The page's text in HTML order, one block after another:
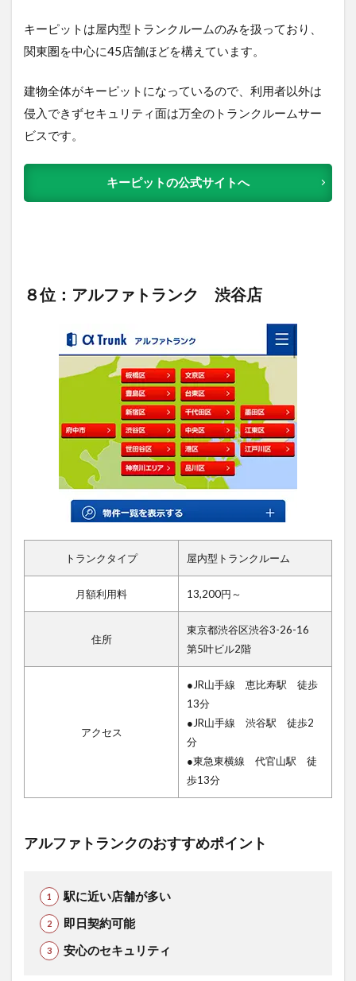
キーピットは屋内型トランクルームのみを扱っており、
関東圏を中心に45店舗ほどを構えています。
建物全体がキーピットになっているので、利用者以外は
侵入できずセキュリティ面は万全のトランクルームサー
ビスです。
キーピットの公式サイトへ
８位：アルファトランク 渋谷店
トランクタイプ 屋内型トランクルーム
月額利用料 13,200円～
住所
東京都渋谷区渋谷3-26-16
第5叶ビル2階
アクセス
●JR山手線 恵比寿駅 徒歩
13分
●JR山手線 渋谷駅 徒歩2
分
●東急東横線 代官山駅 徒
歩13分
アルファトランクのおすすめポイント
駅に近い店舗が多い
即日契約可能
安心のセキュリティ